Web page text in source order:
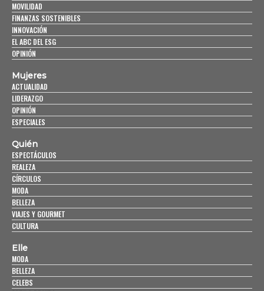
MOVILIDAD
FINANZAS SOSTENIBLES
INNOVACIÓN
EL ABC DEL ESG
OPINIÓN
Mujeres
ACTUALIDAD
LIDERAZGO
OPINIÓN
ESPECIALES
Quién
ESPECTÁCULOS
REALEZA
CÍRCULOS
MODA
BELLEZA
VIAJES Y GOURMET
CULTURA
Elle
MODA
BELLEZA
CELEBS